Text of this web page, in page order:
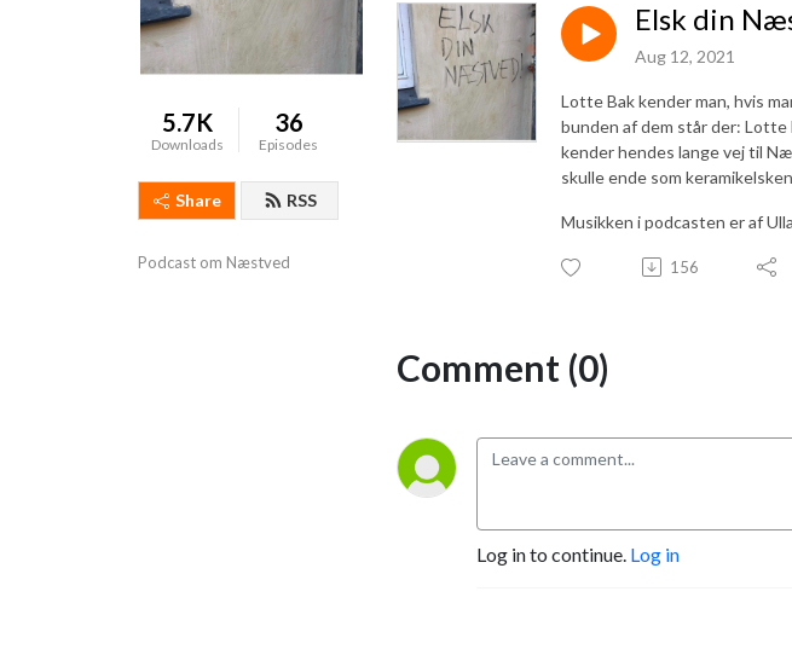
5.7K
Downloads
36
Episodes
Share RSS
Podcast om Næstved
Elsk din
Aug 12, 2021
Lotte Bak kender man, hvis
bunden af dem står der:
kender hendes lange vej til
skulle ende som
Musikken i podcasten er af
156
Comment (0)
Log in to continue. Log in